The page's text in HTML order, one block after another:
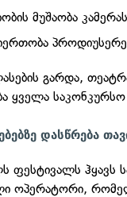
მუშაობა
გარდა,
ყველა
დასწრება
ფესტივალს ჰყავს
ოპერატორი,